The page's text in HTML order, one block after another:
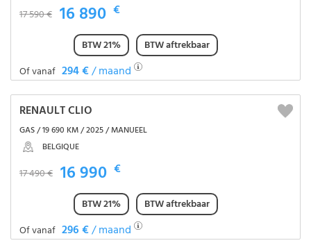
17 590 € 16 890 €
BTW 21%
BTW aftrekbaar
Of vanaf 294 €/ maand
RENAULT CLIO
GAS / 19 690 KM / 2025 / MANUEEL
BELGIQUE
17 490 € 16 990 €
BTW 21%
BTW aftrekbaar
Of vanaf 296 €/ maand